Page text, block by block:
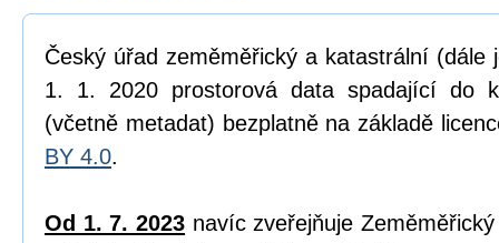
Český úřad zeměměřický a katastrální (dále
1. 1. 2020 prostorová data spadající do
(včetně metadat) bezplatně na základě
BY 4.0.
Od 1. 7. 2023 navíc zveřejňuje